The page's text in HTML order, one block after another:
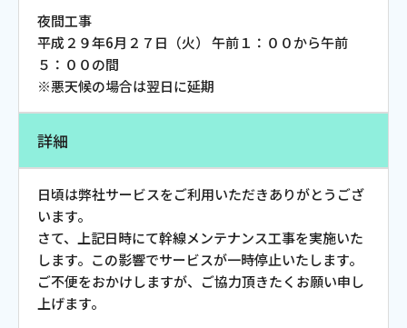
受付時間：9:30〜18:00 年中無休
Webメール
夜間工事
平成２９年6月２７日（火） 午前１：００から午前
５：００の間
※悪天候の場合は翌日に延期
詳細
日頃は弊社サービスをご利用いただきありがとうござ
います。
さて、上記日時にて幹線メンテナンス工事を実施いた
します。この影響でサービスが一時停止いたします。
ご不便をおかけしますが、ご協力頂きたくお願い申し
上げます。